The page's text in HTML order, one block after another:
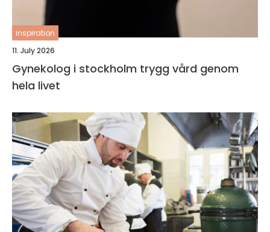
inspiration
11. July 2026
Gynekolog i stockholm trygg vård genom
hela livet